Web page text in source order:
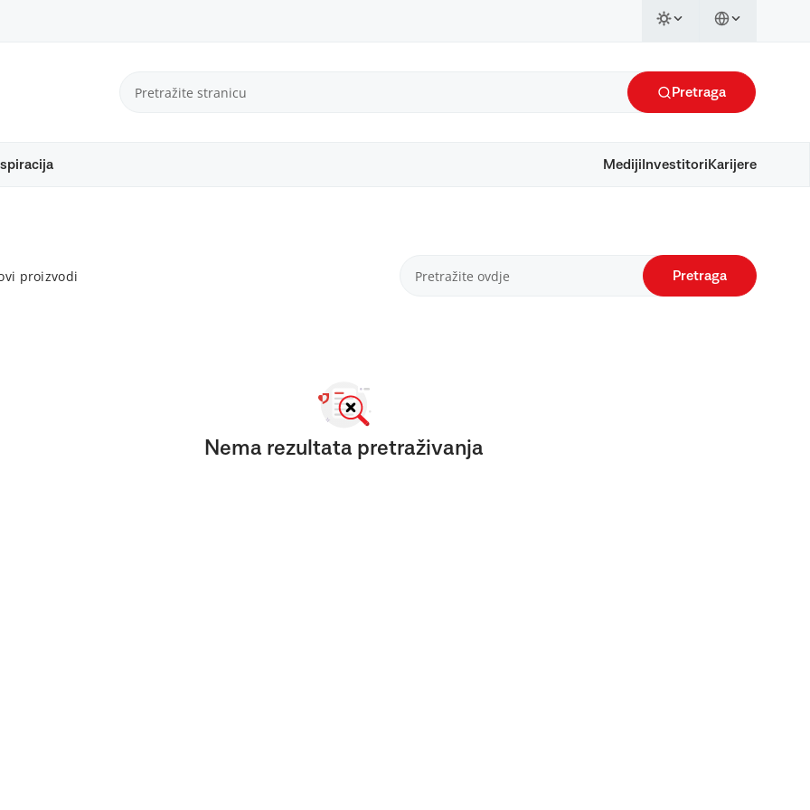
Pretraga
Mediji Investitori Karijere
proizvodi Pretraga
Nema rezultata pretraživanja